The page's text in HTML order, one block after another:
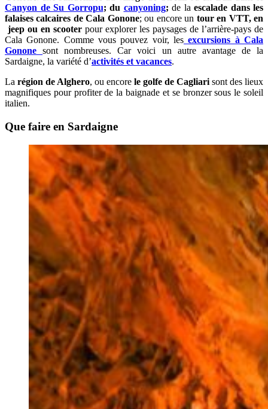
Canyon de Su Gorropu; du canyoning; de la escalade dans les
falaises calcaires de Cala Gonone; ou encore un tour en VTT, en
jeep ou en scooter pour explorer les paysages de l’arrière-pays de
Cala Gonone. Comme vous pouvez voir, les excursions à Cala
Gonone sont nombreuses. Car voici un autre avantage de la
Sardaigne, la variété d’activités et vacances.
La région de Alghero, ou encore le golfe de Cagliari sont des lieux
magnifiques pour profiter de la baignade et se bronzer sous le soleil
italien.
Que faire en Sardaigne